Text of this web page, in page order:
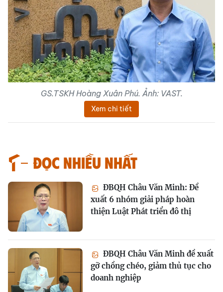
GS.TSKH Hoàng Xuân Phú. Ảnh: VAST.
Xem chi tiết
Đọc nhiều nhất
ĐBQH Châu Văn Minh: Đề
xuất 6 nhóm giải pháp hoàn
thiện Luật Phát triển đô thị
ĐBQH Châu Văn Minh đề xuất
gỡ chồng chéo, giảm thủ tục cho
doanh nghiệp